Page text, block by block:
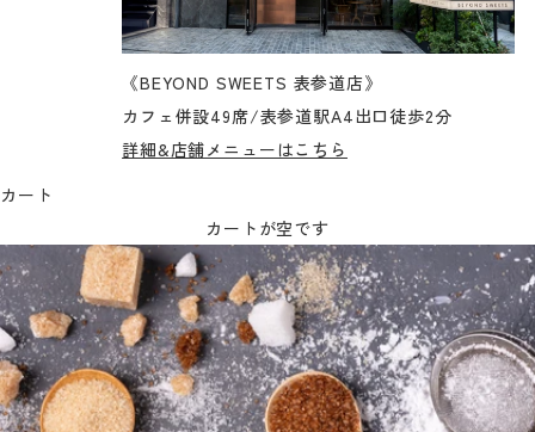
《BEYOND SWEETS 表参道店》
カフェ併設49席/表参道駅A4出口徒歩2分
詳細&店舗メニューはこちら
カート
カートが空です